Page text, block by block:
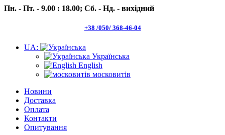
Пн. - Пт. - 9.00 : 18.00; Сб. - Нд. - вихідний
+38 /050/ 368-46-04
UA:
Українська
English
московитів
Новини
Доставка
Оплата
Контакти
Опитування